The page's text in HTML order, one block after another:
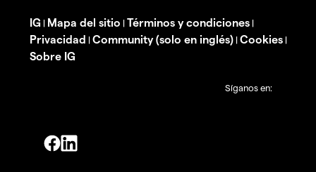
IG | Mapa del sitio | Términos y condiciones |
Privacidad | Community (solo en inglés) | Cookies |
Sobre IG
Síganos en: